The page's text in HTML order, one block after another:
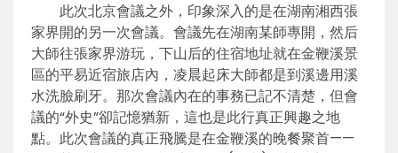
此次北京會議之外，印象深入的是在湖南湘西張
家界開的另一次會議。會議先在湖南某師專開，然后
大師往張家界游玩，下山后的住宿地址就在金鞭溪景
區的平易近宿旅店內，凌晨起床大師都是到溪邊用溪
水洗臉刷牙。那次會議內在的事務已記不清楚，但會
議的“外史”卻記憶猶新，這也是此行真正興趣之地
點。此次會議的真正飛騰是在金鞭溪的晚餐聚首——